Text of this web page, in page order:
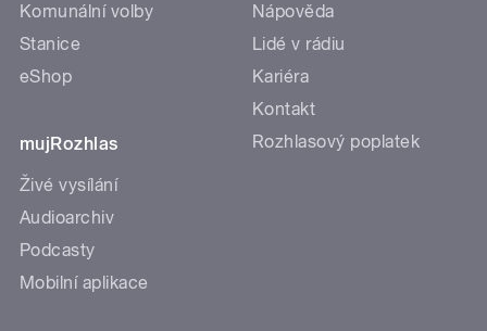
Komunální volby
Stanice
eShop
mujRozhlas
Živé vysílání
Audioarchiv
Podcasty
Mobilní aplikace
Nápověda
Lidé v rádiu
Kariéra
Kontakt
Rozhlasový poplatek